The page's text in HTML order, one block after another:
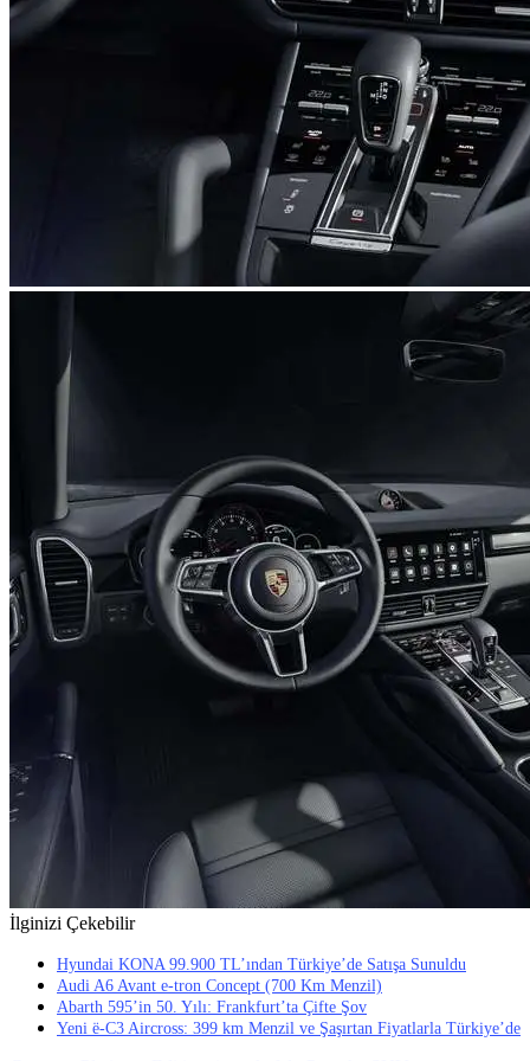
İlginizi Çekebilir
Hyundai KONA 99.900 TL’ından Türkiye’de Satışa Sunuldu
Audi A6 Avant e-tron Concept (700 Km Menzil)
Abarth 595’in 50. Yılı: Frankfurt’ta Çifte Şov
Yeni ë-C3 Aircross: 399 km Menzil ve Şaşırtan Fiyatlarla Türkiye’de